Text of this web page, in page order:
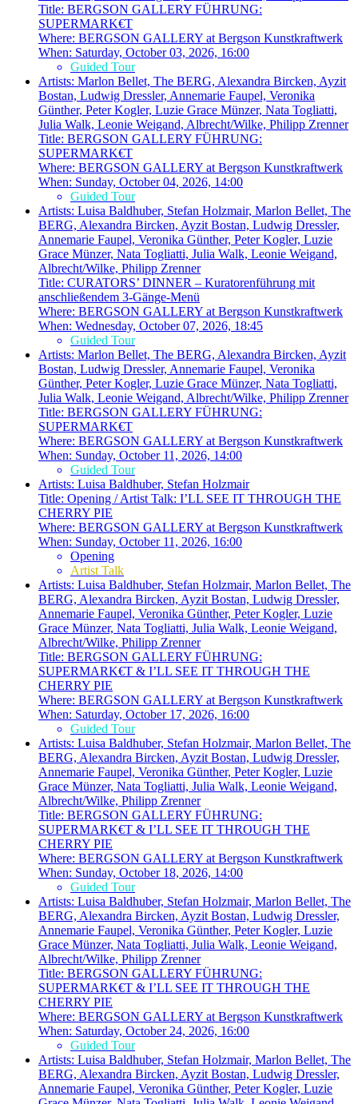
Title: BERGSON GALLERY FÜHRUNG:
SUPERMARK€T
Where: BERGSON GALLERY at Bergson Kunstkraftwerk
When: Saturday, October 03, 2026, 16:00
Guided Tour
Artists: Marlon Bellet, The BERG, Alexandra Bircken, Ayzit
Bostan, Ludwig Dressler, Annemarie Faupel, Veronika
Günther, Peter Kogler, Luzie Grace Münzer, Nata Togliatti,
Julia Walk, Leonie Weigand, Albrecht/Wilke, Philipp Zrenner
Title: BERGSON GALLERY FÜHRUNG:
SUPERMARK€T
Where: BERGSON GALLERY at Bergson Kunstkraftwerk
When: Sunday, October 04, 2026, 14:00
Guided Tour
Artists: Luisa Baldhuber, Stefan Holzmair, Marlon Bellet, The
BERG, Alexandra Bircken, Ayzit Bostan, Ludwig Dressler,
Annemarie Faupel, Veronika Günther, Peter Kogler, Luzie
Grace Münzer, Nata Togliatti, Julia Walk, Leonie Weigand,
Albrecht/Wilke, Philipp Zrenner
Title: CURATORS’ DINNER – Kuratorenführung mit
anschließendem 3-Gänge-Menü
Where: BERGSON GALLERY at Bergson Kunstkraftwerk
When: Wednesday, October 07, 2026, 18:45
Guided Tour
Artists: Marlon Bellet, The BERG, Alexandra Bircken, Ayzit
Bostan, Ludwig Dressler, Annemarie Faupel, Veronika
Günther, Peter Kogler, Luzie Grace Münzer, Nata Togliatti,
Julia Walk, Leonie Weigand, Albrecht/Wilke, Philipp Zrenner
Title: BERGSON GALLERY FÜHRUNG:
SUPERMARK€T
Where: BERGSON GALLERY at Bergson Kunstkraftwerk
When: Sunday, October 11, 2026, 14:00
Guided Tour
Artists: Luisa Baldhuber, Stefan Holzmair
Title: Opening / Artist Talk: I’LL SEE IT THROUGH THE
CHERRY PIE
Where: BERGSON GALLERY at Bergson Kunstkraftwerk
When: Sunday, October 11, 2026, 16:00
Opening
Artist Talk
Artists: Luisa Baldhuber, Stefan Holzmair, Marlon Bellet, The
BERG, Alexandra Bircken, Ayzit Bostan, Ludwig Dressler,
Annemarie Faupel, Veronika Günther, Peter Kogler, Luzie
Grace Münzer, Nata Togliatti, Julia Walk, Leonie Weigand,
Albrecht/Wilke, Philipp Zrenner
Title: BERGSON GALLERY FÜHRUNG:
SUPERMARK€T & I’LL SEE IT THROUGH THE
CHERRY PIE
Where: BERGSON GALLERY at Bergson Kunstkraftwerk
When: Saturday, October 17, 2026, 16:00
Guided Tour
Artists: Luisa Baldhuber, Stefan Holzmair, Marlon Bellet, The
BERG, Alexandra Bircken, Ayzit Bostan, Ludwig Dressler,
Annemarie Faupel, Veronika Günther, Peter Kogler, Luzie
Grace Münzer, Nata Togliatti, Julia Walk, Leonie Weigand,
Albrecht/Wilke, Philipp Zrenner
Title: BERGSON GALLERY FÜHRUNG:
SUPERMARK€T & I’LL SEE IT THROUGH THE
CHERRY PIE
Where: BERGSON GALLERY at Bergson Kunstkraftwerk
When: Sunday, October 18, 2026, 14:00
Guided Tour
Artists: Luisa Baldhuber, Stefan Holzmair, Marlon Bellet, The
BERG, Alexandra Bircken, Ayzit Bostan, Ludwig Dressler,
Annemarie Faupel, Veronika Günther, Peter Kogler, Luzie
Grace Münzer, Nata Togliatti, Julia Walk, Leonie Weigand,
Albrecht/Wilke, Philipp Zrenner
Title: BERGSON GALLERY FÜHRUNG:
SUPERMARK€T & I’LL SEE IT THROUGH THE
CHERRY PIE
Where: BERGSON GALLERY at Bergson Kunstkraftwerk
When: Saturday, October 24, 2026, 16:00
Guided Tour
Artists: Luisa Baldhuber, Stefan Holzmair, Marlon Bellet, The
BERG, Alexandra Bircken, Ayzit Bostan, Ludwig Dressler,
Annemarie Faupel, Veronika Günther, Peter Kogler, Luzie